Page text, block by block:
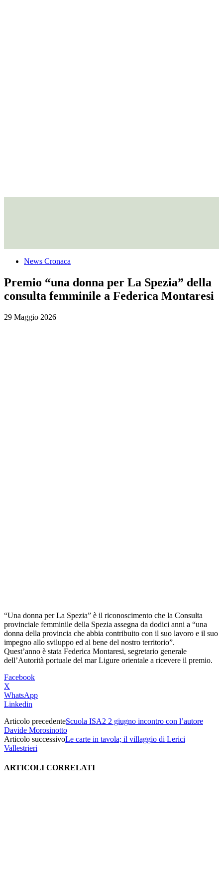
News Cronaca
Premio “una donna per La Spezia” della
consulta femminile a Federica Montaresi
29 Maggio 2026
“Una donna per La Spezia” è il riconoscimento che la Consulta
provinciale femminile della Spezia assegna da dodici anni a “una
donna della provincia che abbia contribuito con il suo lavoro e il suo
impegno allo sviluppo ed al bene del nostro territorio”.
Quest’anno è stata Federica Montaresi, segretario generale
dell’Autorità portuale del mar Ligure orientale a ricevere il premio.
Facebook
X
WhatsApp
Linkedin
Articolo precedenteScuola ISA2 2 giugno incontro con l’autore
Davide Morosinotto
Articolo successivoLe carte in tavola; il villaggio di Lerici
Vallestrieri
ARTICOLI CORRELATI